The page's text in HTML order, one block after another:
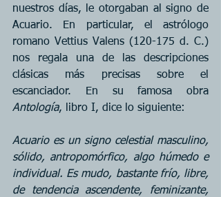
nuestros días, le otorgaban al signo de
Acuario. En particular, el astrólogo
romano Vettius Valens (120-175 d. C.)
nos regala una de las descripciones
clásicas más precisas sobre el
Antología, libro I, dice lo siguiente:
Acuario es un signo celestial masculino,
sólido, antropomórfico, algo húmedo e
individual. Es mudo, bastante frío, libre,
de tendencia ascendente, feminizante,